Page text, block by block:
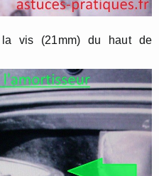
vis (21mm) du haut de